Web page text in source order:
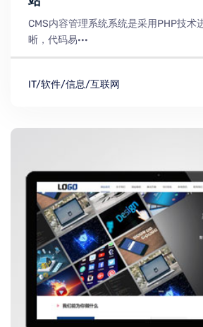
CMS内容管理系统系统是采用PHP技术
晰，代码易···
IT/软件/信息/互联网